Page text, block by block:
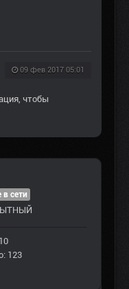
09 фев 2017 05:01
, чтобы
в сети
123